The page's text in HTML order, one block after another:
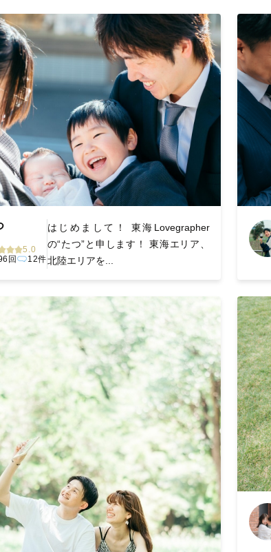
な写真を撮ってほしかった！」と思える一枚に出会えま
5.0
回
12件
はじめまして！ 東海Lovegrapher
の“たつ”と申します！ 東海エリア、
北陸エリアを...